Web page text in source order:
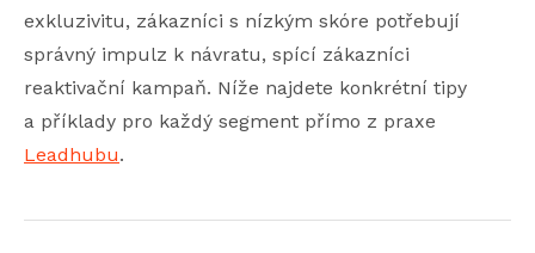
exkluzivitu, zákazníci s nízkým skóre potřebují
správný impulz k návratu, spící zákazníci
reaktivační kampaň. Níže najdete konkrétní tipy
a příklady pro každý segment přímo z praxe
Leadhubu.